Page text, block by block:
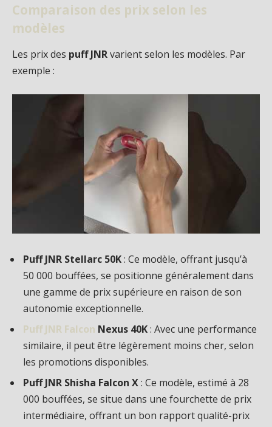
Comparaison des prix selon les
modèles
Les prix des puff JNRvarient selon les modèles. Par
exemple :
Puff JNR Stellarc 50K: Ce modèle, offrant jusqu’à
50 000 bouffées, se positionne généralement dans
une gamme de prix supérieure en raison de son
autonomie exceptionnelle.
Puff JNR Falcon Nexus 40K: Avec une performance
similaire, il peut être légèrement moins cher, selon
les promotions disponibles.
Puff JNR Shisha Falcon X: Ce modèle, estimé à 28
000 bouffées, se situe dans une fourchette de prix
intermédiaire, offrant un bon rapport qualité-prix